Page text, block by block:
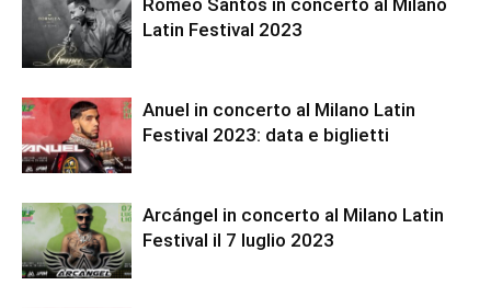
Romeo Santos in concerto al Milano
Latin Festival 2023
Anuel in concerto al Milano Latin
Festival 2023: data e biglietti
Arcángel in concerto al Milano Latin
Festival il 7 luglio 2023